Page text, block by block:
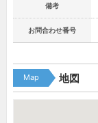
備考
お問合わせ番号
Map 地図